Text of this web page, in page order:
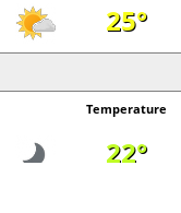
25°
Temperature
22°